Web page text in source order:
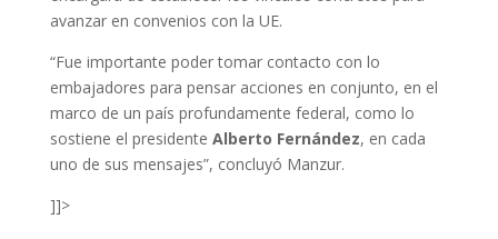
avanzar en convenios con la UE.
“Fue importante poder tomar contacto con lo
embajadores para pensar acciones en conjunto, en el
marco de un país profundamente federal, como lo
sostiene el presidente Alberto Fernández, en cada
uno de sus mensajes”, concluyó Manzur.
]]>